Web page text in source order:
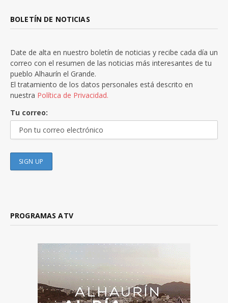
BOLETÍN DE NOTICIAS
Date de alta en nuestro boletín de noticias y recibe cada día un
correo con el resumen de las noticias más interesantes de tu
pueblo Alhaurín el Grande.
El tratamiento de los datos personales está descrito en
nuestra Política de Privacidad.
Tu correo:
PROGRAMAS ATV